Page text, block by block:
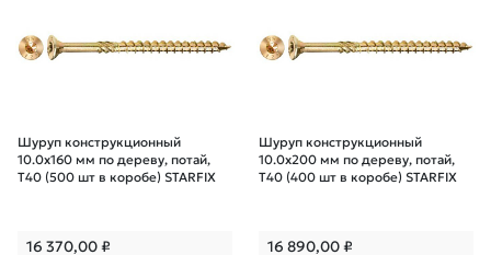
Шуруп конструкционный
10.0х160 мм по дереву, потай,
T40 (500 шт в коробе) STARFIX
16 370,00₽
Шуруп конструкционный
10.0х200 мм по дереву, потай,
T40 (400 шт в коробе) STARFIX
16 890,00₽